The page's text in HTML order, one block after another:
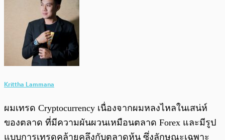
Krittha Lammana
ผมเทรด Cryptocurrency เนื่องจากผมหลงไหลในเสน่ห์
ของตลาด ที่มีความผันผวนเหมือนตลาด Forex และมีรูป
แบบการเทรดคล้ายคลึงกับตลาดหุ้น ซึ่งลักษณะเฉพาะ